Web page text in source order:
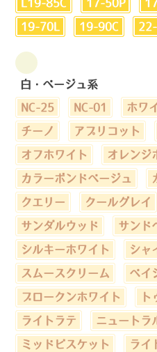
L19-85C 17-50P
19-70L 19-90C
白・ベージュ系
NC-25 NC-01 ホワ
チーノ アプリコット
オフホワイト オレンジ
カラーボンドベージュ
クエリー クールグレイ
サンダルウッド サンド
シルキーホワイト シャ
スムースクリーム ベイ
ブロークンホワイト
ライトラテ ニュートラ
ミッドビスケット ライ